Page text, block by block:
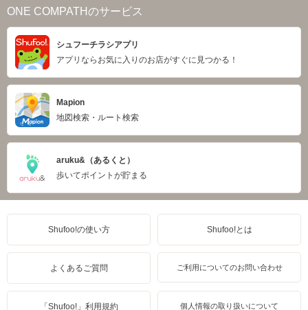
ONE COMPATHのサービス
シュフーチラシアプリ
アプリならお気に入りのお店がすぐに見つかる！
Mapion
地図検索・ルート検索
aruku&（あるくと）
歩いてポイントが貯まる
Shufoo!の使い方 Shufoo!とは
よくあるご質問 ご利用についてのお問い合わせ
「Shufoo!」利用規約 個人情報の取り扱いについて